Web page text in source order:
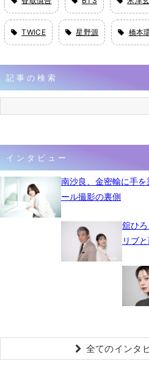
TWICE 星野源 橋本
記事の検索
インタビュー
南沙良、金密輸に手
ール撮影の裏側
舘ひ
リブ
全てのインタ